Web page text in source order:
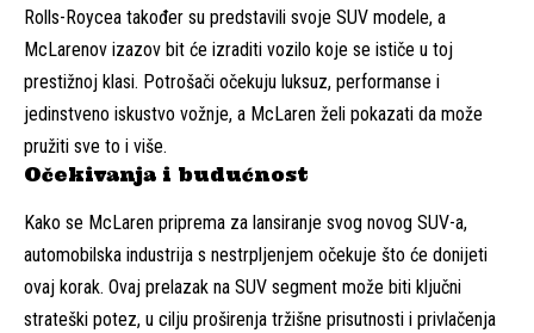
Rolls-Roycea također su predstavili svoje SUV modele, a
McLarenov izazov bit će izraditi vozilo koje se ističe u toj
prestižnoj klasi. Potrošači očekuju luksuz, performanse i
jedinstveno iskustvo vožnje, a McLaren želi pokazati da može
pružiti sve to i više.
Očekivanja i budućnost
Kako se McLaren priprema za lansiranje svog novog SUV-a,
automobilska industrija s nestrpljenjem očekuje što će donijeti
ovaj korak. Ovaj prelazak na SUV segment može biti ključni
strateški potez, u cilju proširenja tržišne prisutnosti i privlačenja